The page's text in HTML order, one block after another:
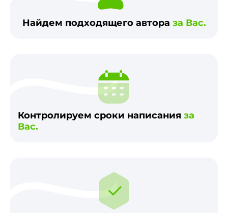
Найдем подходящего автора за Вас.
Контролируем сроки написания за
Вас.